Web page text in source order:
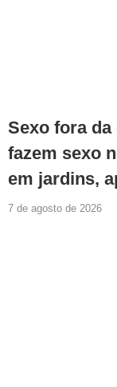
Sexo fora da
fazem sexo
em jardins,
7 de agosto de 2026